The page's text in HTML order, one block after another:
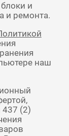
и
и ремонта.
наш
(2)